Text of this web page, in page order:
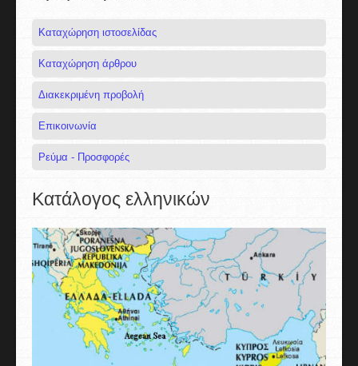
Καταχώρηση ιστοσελίδας
Καταχώρηση άρθρου
Διακεκριμένη προβολή
Επικοινωνία
Ρεύμα - Προσφορές
Κατάλογος ελληνικών